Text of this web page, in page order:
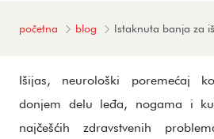
početna blog Istaknuta banja za
Išijas, neurološki poremećaj
donjem delu leđa, nogama i
najčešćih zdravstvenih